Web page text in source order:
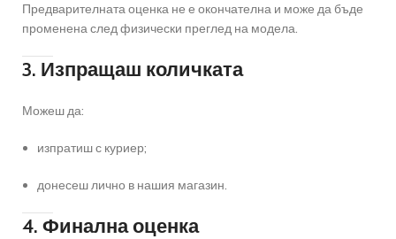
Предварителната оценка не е окончателна и може да бъде
променена след физически преглед на модела.
3. Изпращаш количката
Можеш да:
изпратиш с куриер;
донесеш лично в нашия магазин.
4. Финална оценка